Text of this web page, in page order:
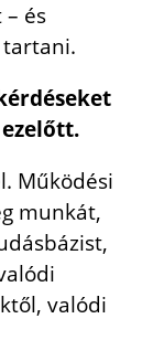
és
Működési
munkát,
valódi